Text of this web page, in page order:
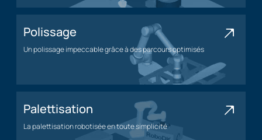
Polissage
Un polissage impeccable grâce à des parcours optimisés
Palettisation
La palettisation robotisée en toute simplicité